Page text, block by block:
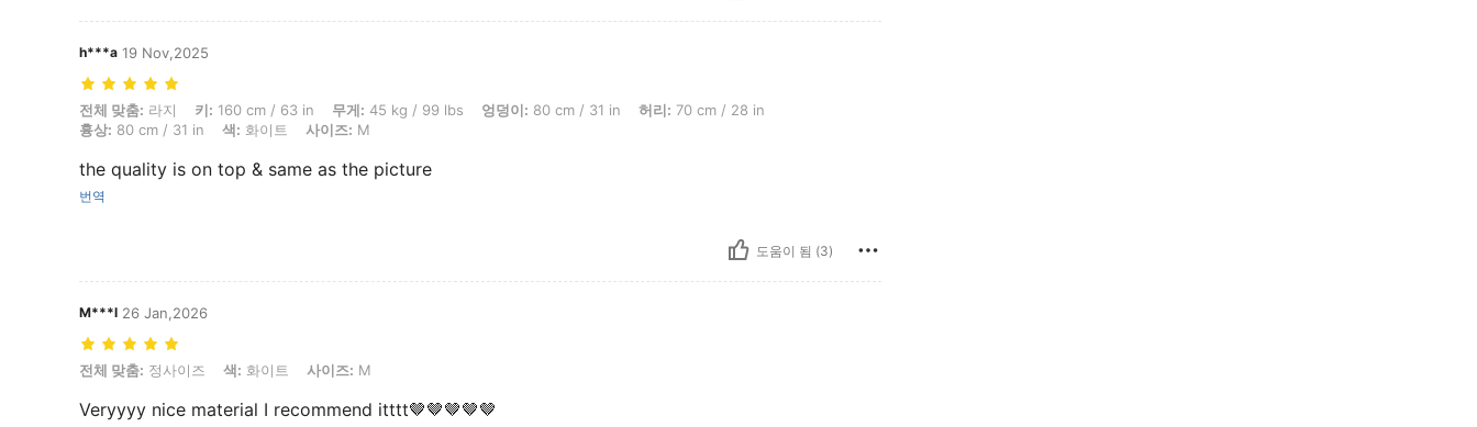
h***a 19 Nov,2025
전체 맞춤: 라지, 키: 160 cm / 63 in, 무게: 45 kg / 99 lbs, 엉덩이: 80 cm / 31 in, 허리: 70 cm / 28 in, 흉상: 80 cm / 31 in, 색: 화이트, 사이즈: M
전체 맞춤: 라지 키: 160 cm / 63 in 무게: 45 kg / 99 lbs 엉덩이: 80 cm / 31 in 허리: 70 cm / 28 in
흉상: 80 cm / 31 in 색: 화이트 사이즈: M
the quality is on top & same as the picture
번역
도움이 됨 (3)
M***l 26 Jan,2026
전체 맞춤: 정사이즈, 색: 화이트, 사이즈: M
전체 맞춤: 정사이즈 색: 화이트 사이즈: M
Veryyyy nice material I recommend itttt🤎🤎🤎🤎🤎